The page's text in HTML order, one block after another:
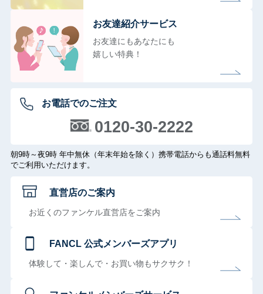
お友達紹介サービス
お友達にもあなたにも
嬉しい特典！
お電話でのご注文
0120-30-2222
朝9時～夜9時 年中無休（年末年始を除く）携帯電話からも通話料無料
でご利用いただけます。
直営店のご案内
お近くのファンケル直営店をご案内
FANCL 公式メンバーズアプリ
体験して・楽しんで・お買い物もサクサク！